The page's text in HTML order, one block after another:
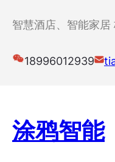
智慧酒店、智能家
18996012939
涂鸦智能